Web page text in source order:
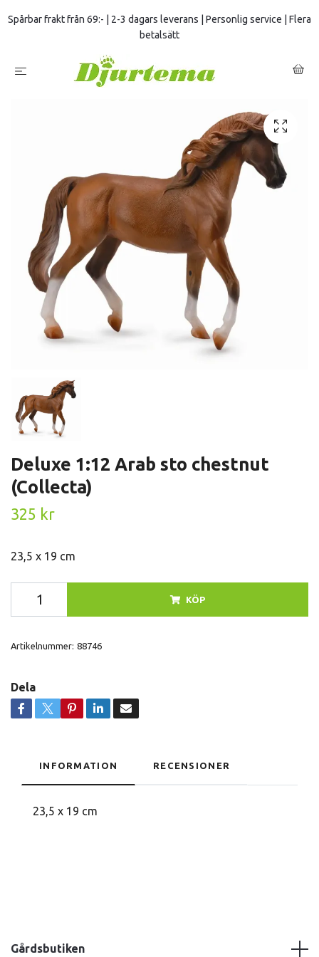
Spårbar frakt från 69:- | 2-3 dagars leverans | Personlig service | Flera
betalsätt
Deluxe 1:12 Arab sto chestnut
(Collecta)
325 kr
23,5 x 19 cm
KÖP
Artikelnummer: 88746
Dela
INFORMATION RECENSIONER
23,5 x 19 cm
Gårdsbutiken